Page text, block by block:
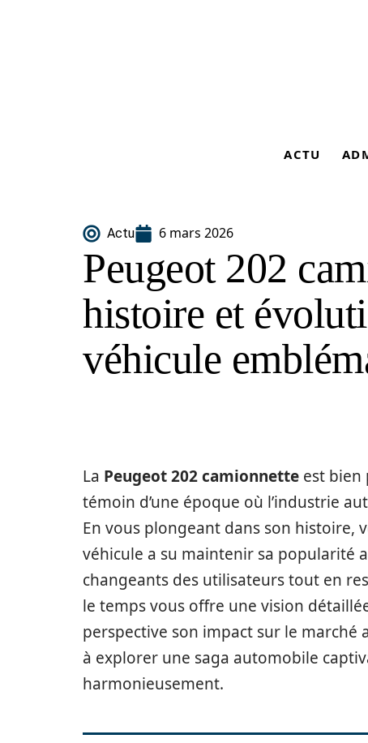
ACTU
Actu 6 mars 2026
Peugeot 202
histoire et
véhicule
La Peugeot 202 camionnette est bien
témoin d’une époque où l’industrie
En vous plongeant dans son histoire,
véhicule a su maintenir sa popularité
changeants des utilisateurs tout en
le temps vous offre une vision
perspective son impact sur le
à explorer une saga automobile
harmonieusement.